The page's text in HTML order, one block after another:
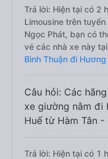
Trả lời: Hiện tại có 2
Limousine trên
Ngọc Phát, bạn có
vé các nhà xe này
Bình Thuận đi
Câu hỏi: Các
xe giường nằm đi
Huế từ Hàm Tân -
Trả lời: Hiện tại có 1